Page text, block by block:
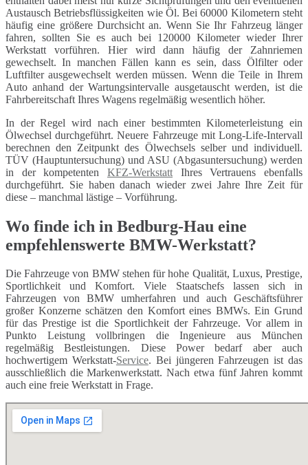
Austausch Betriebsflüssigkeiten wie Öl. Bei 60000 Kilometern steht
häufig eine größere Durchsicht an. Wenn Sie Ihr Fahrzeug länger
fahren, sollten Sie es auch bei 120000 Kilometer wieder Ihrer
Werkstatt vorführen. Hier wird dann häufig der Zahnriemen
gewechselt. In manchen Fällen kann es sein, dass Ölfilter oder
Luftfilter ausgewechselt werden müssen. Wenn die Teile in Ihrem
Auto anhand der Wartungsintervalle ausgetauscht werden, ist die
Fahrbereitschaft Ihres Wagens regelmäßig wesentlich höher.
In der Regel wird nach einer bestimmten Kilometerleistung ein
Ölwechsel durchgeführt. Neuere Fahrzeuge mit Long-Life-Intervall
berechnen den Zeitpunkt des Ölwechsels selber und individuell.
TÜV (Hauptuntersuchung) und ASU (Abgasuntersuchung) werden
in der kompetenten KFZ-Werkstatt Ihres Vertrauens ebenfalls
durchgeführt. Sie haben danach wieder zwei Jahre Ihre Zeit für
diese – manchmal lästige – Vorführung.
Wo finde ich in Bedburg-Hau eine
empfehlenswerte BMW-Werkstatt?
Die Fahrzeuge von BMW stehen für hohe Qualität, Luxus, Prestige,
Sportlichkeit und Komfort. Viele Staatschefs lassen sich in
Fahrzeugen von BMW umherfahren und auch Geschäftsführer
großer Konzerne schätzen den Komfort eines BMWs. Ein Grund
für das Prestige ist die Sportlichkeit der Fahrzeuge. Vor allem in
Punkto Leistung vollbringen die Ingenieure aus München
regelmäßig Bestleistungen. Diese Power bedarf aber auch
hochwertigem Werkstatt-Service. Bei jüngeren Fahrzeugen ist das
ausschließlich die Markenwerkstatt. Nach etwa fünf Jahren kommt
auch eine freie Werkstatt in Frage.